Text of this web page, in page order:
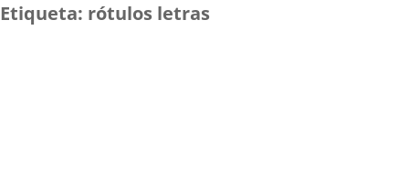
Etiqueta: rótulos letras